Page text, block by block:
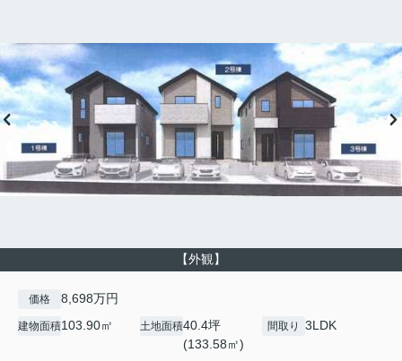
【外観】
価格 8,698万円
建物面積103.90㎡ 土地面積40.4坪
(133.58㎡)
間取り 3LDK